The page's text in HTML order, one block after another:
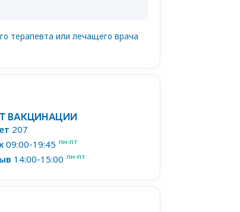
терапевта или лечащего врача
ВАКЦИНАЦИИ
207
09:00-19:45 пн-пт
14:00-15:00 пн-пт